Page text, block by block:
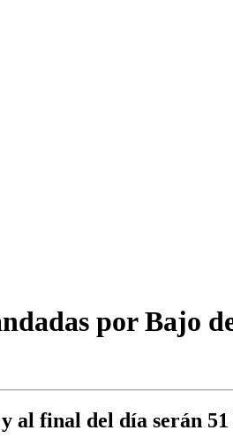
por Bajo
final del día serán 51